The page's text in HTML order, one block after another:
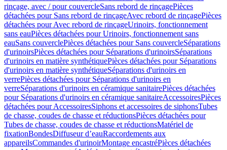
rinçage, avec / pour couvercleSans rebord de rinçagePièces
détachées pour Sans rebord de rinçageAvec rebord de rinçagePièces
détachées pour Avec rebord de rinçageUrinoirs, fonctionnement
sans eauPièces détachées pour Urinoirs, fonctionnement sans
eauSans couverclePièces détachées pour Sans couvercleSéparations
d'urinoirsPièces détachées pour Séparations d'urinoirsSéparations
d'urinoirs en matière synthétiquePièces détachées pour Séparations
d'urinoirs en matière synthétiqueSéparations d'urinoirs en
verrePièces détachées pour Séparations d'urinoirs en
verreSéparations d'urinoirs en céramique sanitairePièces détachées
pour Séparations d'urinoirs en céramique sanitaireAccessoiresPièces
détachées pour AccessoiresSiphons et accessoires de siphonsTubes
de chasse, coudes de chasse et réductionsPièces détachées pour
Tubes de chasse, coudes de chasse et réductionsMatériel de
fixationBondesDiffuseur d’eauRaccordements aux
appareilsCommandes d'urinoirMontage encastréPièces détachées